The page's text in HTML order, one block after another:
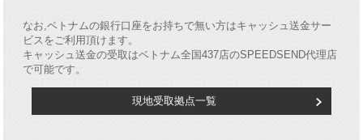
なお,ベトナムの銀行口座をお持ちで無い方はキャッシュ送金サー
ビスをご利用頂けます。
キャッシュ送金の受取はベトナム全国437店のSPEEDSEND代理店
で可能です。
現地受取拠点一覧